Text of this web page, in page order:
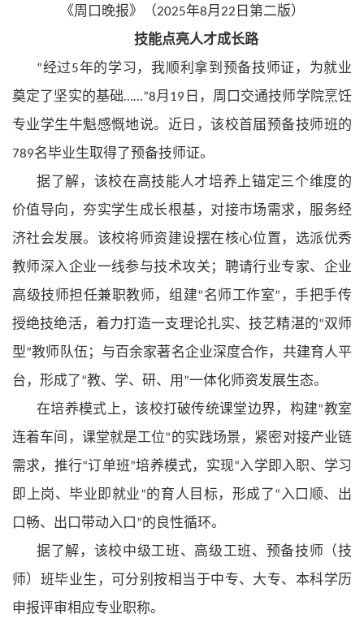
《周口晚报》（2025年8月 22 日第二版）
技能点亮人才成长路
“经过5年的学习，我顺利拿到预备技师证，为就业
奠定了坚实的基础……”8月 19 日，周口交通技师学院烹饪
专业学生牛魁感慨地说。近日，该校首届预备技师班的
789名毕业生取得了预备技师证。
据了解，该校在高技能人才培养上锚定三个维度的
价值导向，夯实学生成长根基，对接市场需求，服务经
济社会发展。该校将师资建设摆在核心位置，选派优秀
教师深入企业一线参与技术攻关；聘请行业专家、企业
高级技师担任兼职教师，组建“名师工作室” ，手把手传
授绝技绝活，着力打造一支理论扎实、技艺精湛的“双师
型”教师队伍；与百余家著名企业深度合作，共建育人平
台，形成了“教、学、研、用 ”一体化师资发展生态。
在培养模式上，该校打破传统课堂边界，构建“教室
连着车间，课堂就是工位”的实践场景，紧密对接产业链
需求，推行“订单班”培养模式，实现“入学即入职、学习
即上岗、毕业即就业”的育人目标，形成了“ 入口顺、出
口畅、出口带动入口 ”的良性循环。
据了解，该校中级工班、高级工班、预备技师（技
师）班毕业生，可分别按相当于中专、大专、本科学历
申报评审相应专业职称。